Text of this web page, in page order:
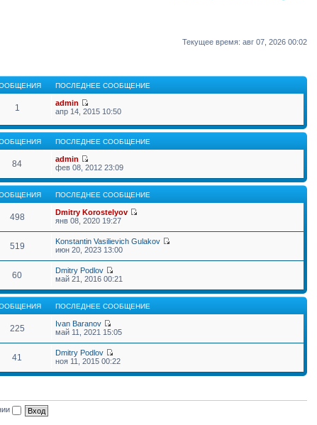
Текущее время: авг 07, 2026 00:02
ПОСЛЕДНЕЕ СООБЩЕНИЕ
1
admin
апр 14, 2015 10:50
ПОСЛЕДНЕЕ СООБЩЕНИЕ
84
admin
фев 08, 2012 23:09
ПОСЛЕДНЕЕ СООБЩЕНИЕ
498
Dmitry Korostelyov
янв 08, 2020 19:27
519
Konstantin Vasilievich Gulakov
июн 20, 2023 13:00
60
Dmitry Podlov
май 21, 2016 00:21
ПОСЛЕДНЕЕ СООБЩЕНИЕ
225
Ivan Baranov
май 11, 2021 15:05
41
Dmitry Podlov
ноя 11, 2015 00:22